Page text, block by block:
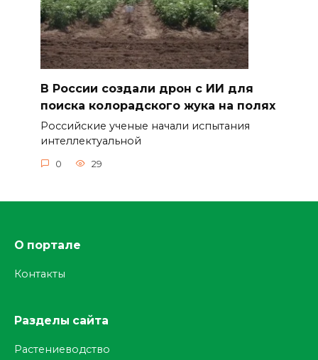
В России создали дрон с ИИ для
поиска колорадского жука на полях
Российские ученые начали испытания
интеллектуальной
0 29
О портале
Контакты
Разделы сайта
Растениеводство